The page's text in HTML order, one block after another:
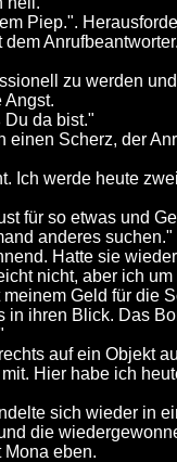
Piep.".
zu werden
Angst.
da bist."
Scherz, der
Ich werde heute
für so etwas und
anderes suchen."
Hatte sie
nicht, aber ich
Geld für die
ihren Blick. Das
auf ein Objekt
Hier habe ich
sich wieder in
die
eben.